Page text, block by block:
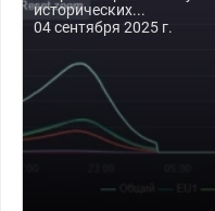
исторических...
04 сентября 2025 г.